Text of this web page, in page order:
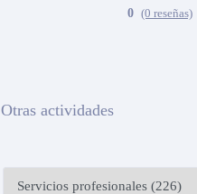
0 (0 reseñas)
Otras actividades